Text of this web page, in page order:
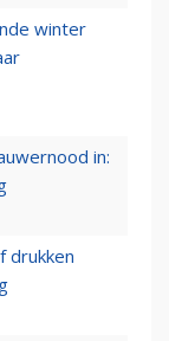
winter
in:
drukken